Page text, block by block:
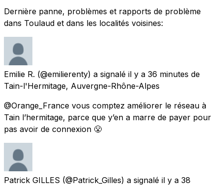
Dernière panne, problèmes et rapports de problème
dans Toulaud et dans les localités voisines:
Emilie R. (@emilierenty) a signalé il y a 36 minutes de
Tain-l'Hermitage, Auvergne-Rhône-Alpes
@Orange_France vous comptez améliorer le réseau à
Tain l’hermitage, parce que y’en a marre de payer pour
pas avoir de connexion 😤
Patrick GILLES (@Patrick_Gilles) a signalé il y a 38